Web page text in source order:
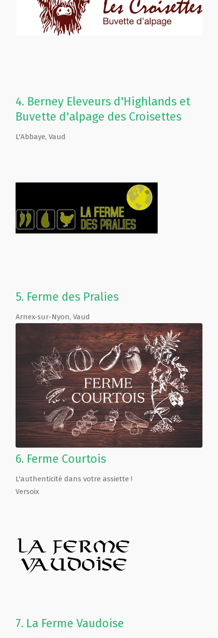
4. Berney Eleveurs d'Highlands et
Buvette d'alpage des Croisettes
L'Abbaye, Vaud
5. Ferme des Pralies
Arnex-sur-Nyon, Vaud
6. Ferme Courtois
L'authenticité dans votre assiette !
Versoix
7. La Ferme Vaudoise